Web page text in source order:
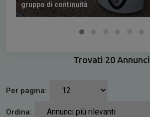
gruppo di continuità
Trovati 20 Annunci
Per pagina:
Ordina: